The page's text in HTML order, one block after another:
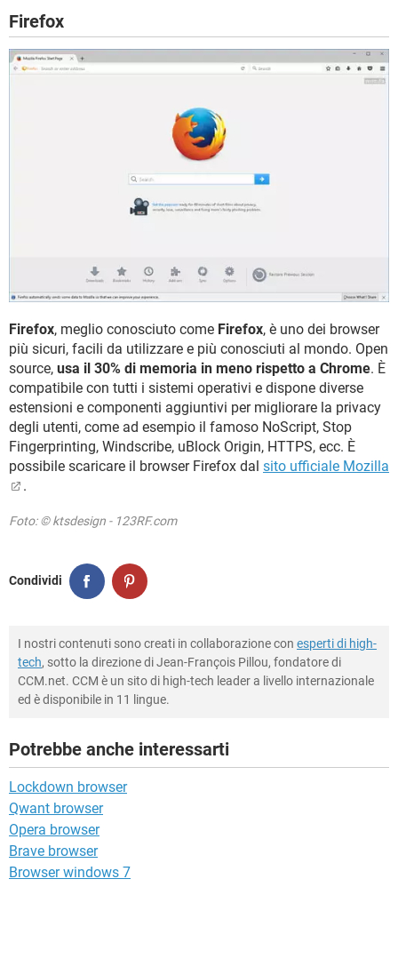
Firefox
Firefox, meglio conosciuto come Firefox, è uno dei browser
più sicuri, facili da utilizzare e più conosciuti al mondo. Open
source, usa il 30% di memoria in meno rispetto a Chrome. È
compatibile con tutti i sistemi operativi e dispone diverse
estensioni e componenti aggiuntivi per migliorare la privacy
degli utenti, come ad esempio il famoso NoScript, Stop
Fingerprinting, Windscribe, uBlock Origin, HTTPS, ecc. È
possibile scaricare il browser Firefox dal sito ufficiale Mozilla
.
Foto: © ktsdesign - 123RF.com
Condividi
I nostri contenuti sono creati in collaborazione con esperti di high-
tech, sotto la direzione di Jean-François Pillou, fondatore di
CCM.net. CCM è un sito di high-tech leader a livello internazionale
ed è disponibile in 11 lingue.
Potrebbe anche interessarti
Lockdown browser
Qwant browser
Opera browser
Brave browser
Browser windows 7